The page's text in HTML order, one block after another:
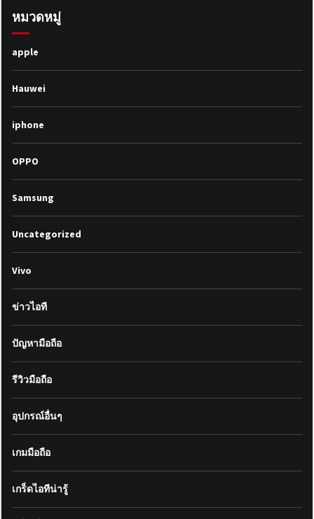
หมวดหมู่
apple
Hauwei
iphone
OPPO
Samsung
Uncategorized
Vivo
ข่าวไอที
ปัญหามือถือ
รีวิวมือถือ
อุปกรณ์อื่นๆ
เกมมือถือ
เกร็ดไอทีน่ารู้